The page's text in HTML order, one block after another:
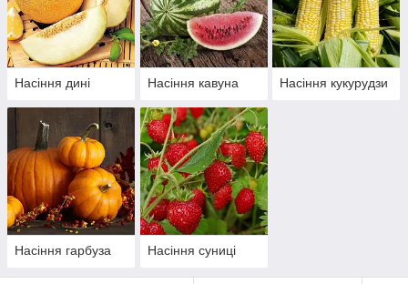
Насіння дині Насіння кавуна Насіння кукурудзи
Насіння гарбуза Насіння суниці